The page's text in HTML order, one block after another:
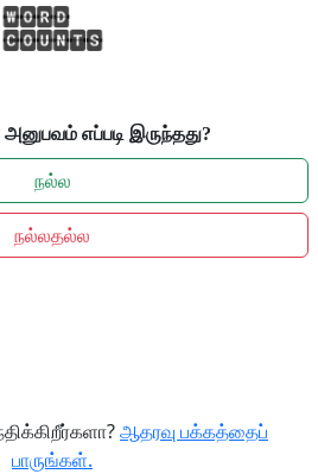
எப்படி இருந்தது?
நல்ல
நல்லதல்ல
ஆதரவு பக்கத்தைப்
பாருங்கள்.